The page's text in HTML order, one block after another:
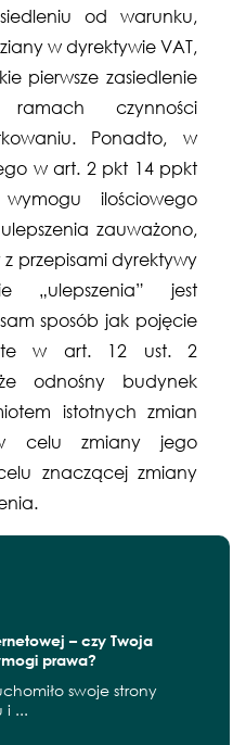
od warunku,
w dyrektywie VAT,
pierwsze zasiedlenie
czynności
Ponadto, w
w art. 2 pkt 14 ppkt
ilościowego
zauważono,
z przepisami dyrektywy
jest
sposób jak pojęcie
w art. 12 ust. 2
odnośny budynek
istotnych zmian
celu zmiany jego
znaczącej zmiany
– czy Twoja
prawa?
swoje strony
i ...